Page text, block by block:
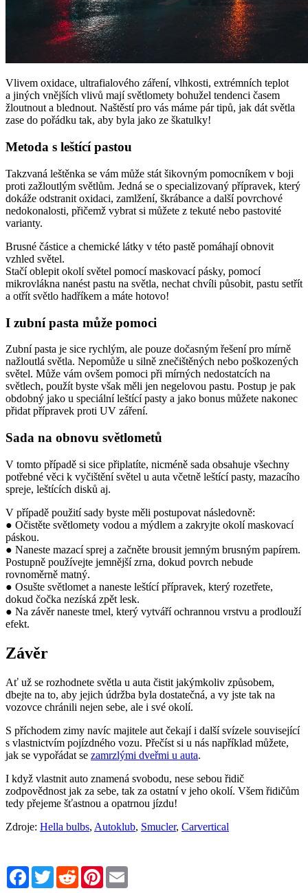
Vlivem oxidace, ultrafialového záření, vlhkosti, extrémních teplot
a jiných vnějších vlivů mají světlomety bohužel tendenci časem
žloutnout a blednout. Naštěstí pro vás máme pár tipů, jak dát světla
zase do pořádku tak, aby byla jako ze škatulky!
Metoda s leštící pastou
Takzvaná leštěnka se vám může stát šikovným pomocníkem v boji
proti zažloutlým světlům. Jedná se o specializovaný přípravek, který
dokáže odstranit oxidaci, zamlžení, škrábance a další povrchové
nedokonalosti, přičemž vybrat si můžete z tekuté nebo pastovité
varianty.
Brusné částice a chemické látky v této pastě pomáhají obnovit
vzhled světel.
Stačí oblepit okolí světel pomocí maskovací pásky, pomocí
mikrovlákna nanést pastu na světla, nechat chvíli působit, pastu setřít
a otřít světlo hadříkem a máte hotovo!
I zubní pasta může pomoci
Zubní pasta je sice rychlým, ale pouze dočasným řešení pro mírně
nažloutlá světla. Nepomůže u silně znečištěných nebo poškozených
světel. Může vám ovšem pomoci při mírných nedostatcích na
světlech, použít byste však měli jen negelovou pastu. Postup je pak
obdobný jako u speciální leštící pasty a jako bonus můžete nakonec
přidat přípravek proti UV záření.
Sada na obnovu světlometů
V tomto případě si sice připlatíte, nicméně sada obsahuje všechny
potřebné věci k vyčištění světel u auta včetně leštící pasty, mazacího
spreje, leštících disků aj.
V případě použití sady byste měli postupovat následovně:
● Očistěte světlomety vodou a mýdlem a zakryjte okolí maskovací
páskou.
● Naneste mazací sprej a začněte brousit jemným brusným papírem.
Postupně používejte jemnější zrna, dokud povrch nebude
rovnoměrně matný.
● Osušte světlomet a naneste leštící přípravek, který rozetřete,
dokud čočka nezíská zpět lesk.
● Na závěr naneste tmel, který vytváří ochrannou vrstvu a prodlouží
efekt.
Závěr
Ať už se rozhodnete světla u auta čistit jakýmkoliv způsobem,
dbejte na to, aby jejich údržba byla dostatečná, a vy jste tak na
vozovce chránili nejen sebe, ale i své okolí.
S příchodem zimy navíc majitele aut čekají i další svízele související
s vlastnictvím pojízdného vozu. Přečíst si u nás například můžete,
jak se vypořádat se zamrzlými dveřmi u auta.
I když vlastnit auto znamená svobodu, nese sebou řidič
zodpovědnost jak za sebe, tak za ostatní v jeho okolí. Všem řidičům
tedy přejeme šťastnou a opatrnou jízdu!
Zdroje: Hella bulbs, Autoklub, Smucler, Carvertical
FacebookTwitterRedditPinterest